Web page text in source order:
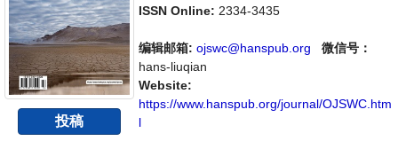
投稿
评论等多方面的内容，旨在给世界范围内的科
讨论水土保持领域内不同方向问题与发展的交
流平台。
ISSN Online: 2334-3435
编辑邮箱: ojswc@hanspub.org
微信号：
hans-liuqian
Website:
https://www.hanspub.org/journal/OJSWC.htm
l